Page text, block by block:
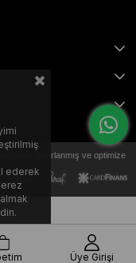
tasarlanmış ve optimize
ederek
Üye Girişi